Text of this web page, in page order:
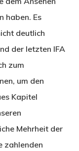
haben. Es
deutlich
der letzten IFA
zum
um den
Kapitel
Mehrheit der
zahlenden